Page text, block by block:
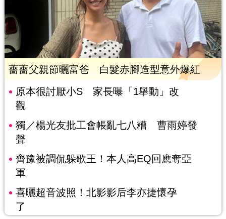
薔薔父親節曬富爸 白髮赤腳造型意外爆紅
原本很討厭小S 家長曝「1舉動」改
觀
獨／楊光友批工會帳亂七八糟 曹雨婷發
聲
齊豫被調侃躲歌王！本人高EQ回應奪亞
軍
喜曬超音波照！北影影后李亦捷懷孕
了